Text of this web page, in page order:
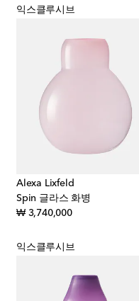
익스클루시브
Alexa Lixfeld
Spin 글라스 화병
₩ 3,740,000original price
익스클루시브